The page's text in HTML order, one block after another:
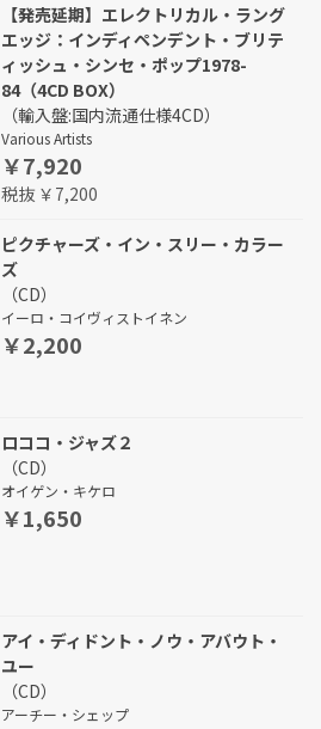
【発売延期】エレクトリカル・ラング
エッジ：インディペンデント・ブリテ
ィッシュ・シンセ・ポップ1978-
84（4CD BOX）
（輸入盤:国内流通仕様4CD）
Various Artists
￥7,920
税抜 ￥7,200
ピクチャーズ・イン・スリー・カラー
ズ
（CD）
イーロ・コイヴィストイネン
￥2,200
ロココ・ジャズ２
（CD）
オイゲン・キケロ
￥1,650
アイ・ディドント・ノウ・アバウト・
ユー
（CD）
アーチー・シェップ